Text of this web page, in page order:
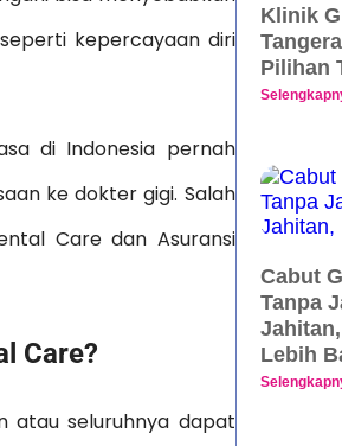
kepercayaan diri
di Indonesia pernah
ke dokter gigi. Salah
Care dan Asuransi
Care?
atau seluruhnya dapat
Klinik
Pilihan
Cabut
Tanpa
Lebih